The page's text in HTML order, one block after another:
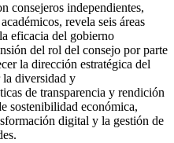
consejeros independientes,
revela seis áreas
eficacia del gobierno
del rol del consejo por parte
la dirección estratégica del
la diversidad y
de transparencia y rendición
sostenibilidad económica,
digital y la gestión de